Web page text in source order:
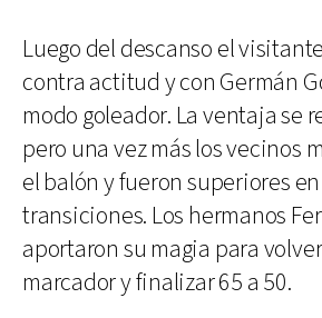
Luego del descanso el
contra actitud y con Germán
modo goleador. La ventaja se
pero una vez más los vecinos
el balón y fueron superiores
transiciones. Los hermanos
aportaron su magia para
marcador y finalizar 65 a 50.